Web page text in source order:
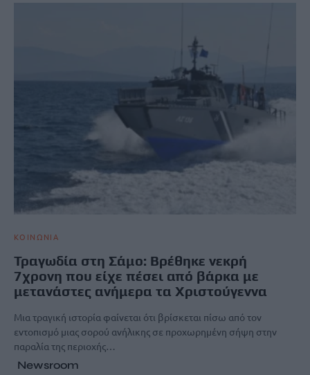
ΚΟΙΝΩΝΙΑ
Τραγωδία στη Σάμο: Βρέθηκε νεκρή
7χρονη που είχε πέσει από βάρκα με
μετανάστες ανήμερα τα Χριστούγεννα
Μια τραγική ιστορία φαίνεται ότι βρίσκεται πίσω από τον
εντοπισμό μιας σορού ανήλικης σε προχωρημένη σήψη στην
παραλία της περιοχής…
Newsroom